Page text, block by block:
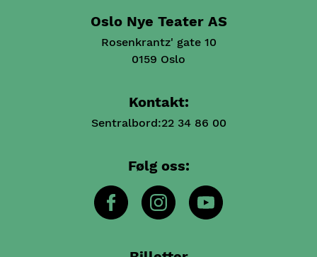
Oslo Nye Teater AS
Rosenkrantz' gate 10
0159 Oslo
Kontakt:
Sentralbord:22 34 86 00
Følg oss: